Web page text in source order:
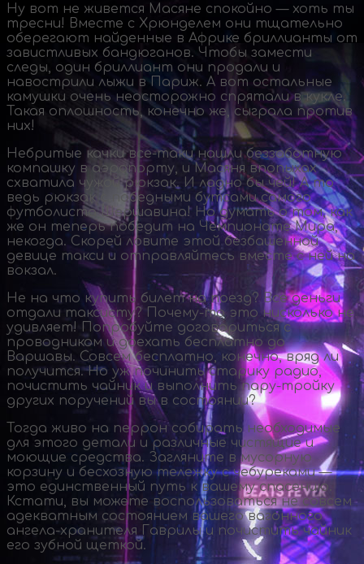
Ну вот не живется Масяне спокойно — хоть ты
тресни! Вместе с Хрюнделем они тщательно
оберегают найденные в Африке бриллианты от
завистливых бандюганов. Чтобы замести
следы, один бриллиант они продали и
навострили лыжи в Париж. А вот остальные
камушки очень неосторожно спрятали в кукле.
Такая оплошность, конечно же, сыграла против
них!
Небритые качкивсе-такинашли беззаботную
компашку в аэропорту, и Масяня впопыхах
схватила чужой рюкзак. И ладно бы чей! А то
ведь рюкзак с победными бутсами самого
футболиста Шершавина! Но думать о том, как
же он теперь победит на Чемпионате Мира,
некогда. Скорей ловите этой безбашенной
девице такси и отправляйтесь вместе с ней на
вокзал.
Не на что купить билет на поезд? Все деньги
отдали таксисту?
Почему-то это нисколько не
удивляет! Попробуйте договориться с
проводником и доехать бесплатно до
Варшавы. Совсем бесплатно, конечно, вряд ли
получится. Но уж починить старику радио,
почистить чайник и выполнить пару-тройку
других поручений вы в состоянии?
Тогда живо на перрон собирать необходимые
для этого детали и различные чистящие и
моющие средства. Загляните в мусорную
корзину и бесхозную тележку с чебуреками —
это единственный путь к вашему спасению.
Кстати, вы можете воспользоваться не совсем
адекватным состоянием вашего вагонного
ангела-хранителя Гаврилы и почистить чайник
его зубной щеткой.